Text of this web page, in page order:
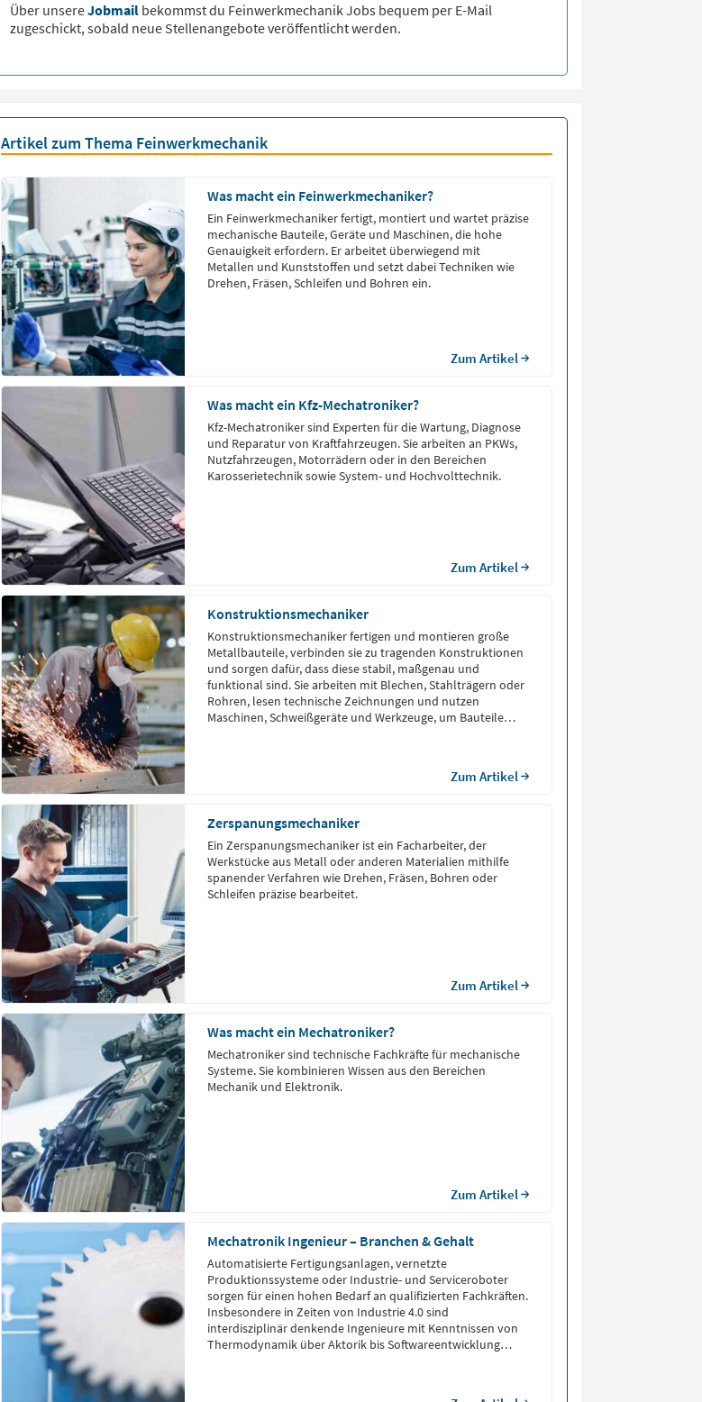
Über unsereJobmail bekommst du FeinwerkmechanikJobs bequem per E-Mail
zugeschickt, sobald neue Stellenangebote veröffentlicht werden.
Artikel zum Thema Feinwerkmechanik
Was macht ein Feinwerkmechaniker?
Ein Feinwerkmechaniker fertigt, montiert und wartet präzise
mechanische Bauteile, Geräte und Maschinen, die hohe
Genauigkeit erfordern. Er arbeitet überwiegend mit
Metallen und Kunststoffen und setzt dabei Techniken wie
Drehen, Fräsen, Schleifen und Bohren ein.
Zum Artikel
Was macht ein Kfz-Mechatroniker?
Kfz-Mechatroniker sind Experten für die Wartung, Diagnose
und Reparatur von Kraftfahrzeugen. Sie arbeiten an PKWs,
Nutzfahrzeugen, Motorrädern oder in den Bereichen
Karosserietechnik sowie System- und Hochvolttechnik.
Zum Artikel
Konstruktionsmechaniker
Konstruktionsmechaniker fertigen und montieren große
Metallbauteile, verbinden sie zu tragenden Konstruktionen
und sorgen dafür, dass diese stabil, maßgenau und
funktional sind. Sie arbeiten mit Blechen, Stahlträgern oder
Rohren, lesen technische Zeichnungen und nutzen
Maschinen, Schweißgeräte und Werkzeuge, um Bauteile
Zum Artikel
Zerspanungsmechaniker
Ein Zerspanungsmechaniker ist ein Facharbeiter, der
Werkstücke aus Metall oder anderen Materialien mithilfe
spanender Verfahren wie Drehen, Fräsen, Bohren oder
Schleifen präzise bearbeitet.
Zum Artikel
Was macht ein Mechatroniker?
Mechatroniker sind technische Fachkräfte für mechanische
Systeme. Sie kombinieren Wissen aus den Bereichen
Mechanik und Elektronik.
Zum Artikel
Mechatronik Ingenieur – Branchen & Gehalt
Automatisierte Fertigungsanlagen, vernetzte
Produktionssysteme oder Industrie- und Serviceroboter
sorgen für einen hohen Bedarf an qualifizierten Fachkräften.
Insbesondere in Zeiten von Industrie 4.0 sind
interdisziplinär denkende Ingenieure mit Kenntnissen von
Thermodynamik über Aktorik bis Softwareentwicklung